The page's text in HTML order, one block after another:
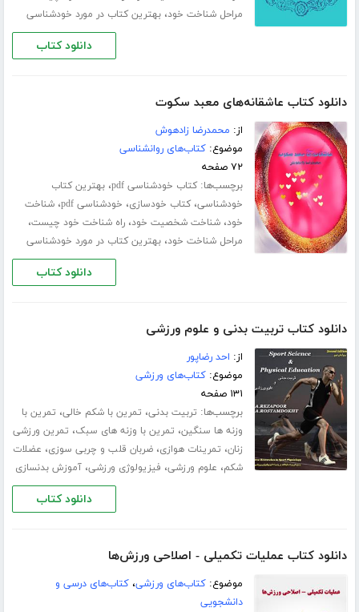
مراحل شناخت خود،بهترین کتاب در مورد خودشناسی
دانلود کتاب
دانلود کتاب عاشقانه‌های معبد سکوت
از: محمدرضا زادهوش
موضوع:کتاب‌های روانشناسی
۷۲ صفحه
برچسب‌ها:کتاب خودشناسی pdf ،بهترین کتاب
خودشناسی،کتاب خودسازی، خودشناسی pdf ،شناخت
خود،شناخت شخصیت خود،راه شناخت خود چیست،
مراحل شناخت خود،بهترین کتاب در مورد خودشناسی
دانلود کتاب
دانلود کتاب تربیت بدنی و علوم ورزشی
از: احد رضاپور
موضوع:کتاب‌های ورزشی
۱۳۱ صفحه
برچسب‌ها: تربیت بدنی، تمرین با شکم خالی، تمرین با
وزنه ها سنگین، تمرین با وزنه های سبک، تمرین ورزشی
زنان، تمرینات هوازی،ضربان قلب و چربی سوزی، عضلات
شکم، علوم ورزشی، فیزیولوژی ورزشی،آموزش بدنسازی
دانلود کتاب
دانلود کتاب عملیات تکمیلی - اصلاحی ورزش‌ها
موضوع:کتاب‌های ورزشی،کتاب‌های درسی و
دانشجویی